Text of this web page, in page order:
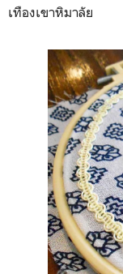
เทืองเขาหิมาลัย